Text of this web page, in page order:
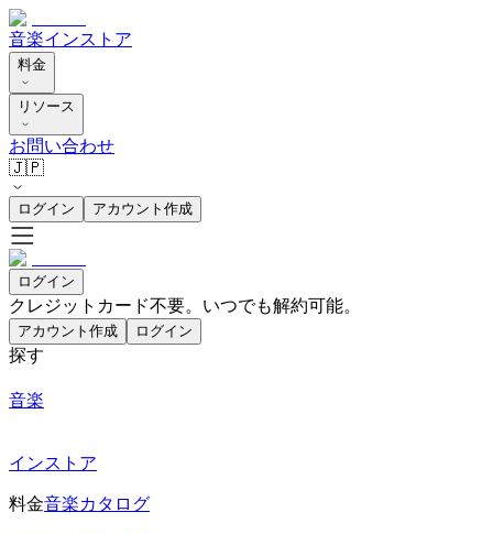
音楽インストア
料金
リソース
お問い合わせ
🇯🇵
ログイン アカウント作成
ログイン
クレジットカード不要。いつでも解約可能。
アカウント作成 ログイン
探す
音楽
インストア
料金音楽カタログ